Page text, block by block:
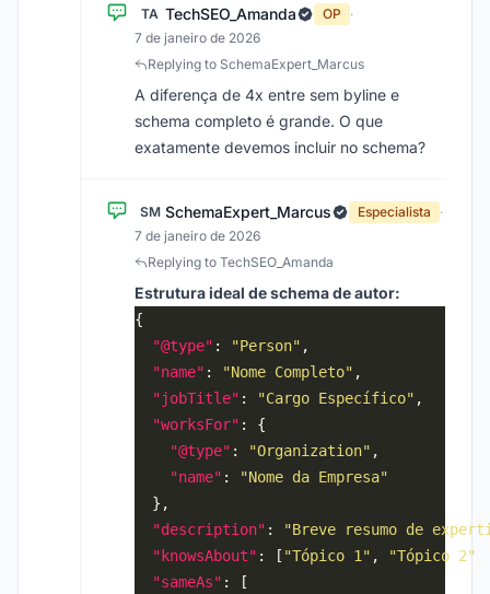
TA TechSEO_Amanda OP
·
7 de janeiro de 2026
Replying to SchemaExpert_Marcus
A diferença de 4x entre sem byline e
schema completo é grande. O que
exatamente devemos incluir no schema?
SM SchemaExpert_Marcus Especialista
·
7 de janeiro de 2026
Replying to TechSEO_Amanda
Estrutura ideal de schema de autor:
"@type" : "Person"
"name" : "Nome Completo"
"jobTitle" : "Cargo Específico"
"worksFor"
"@type" : "Organization"
"name" :
"Nome da Empresa"
"description" :
"Breve resumo de
"knowsAbout" : [ "Tópico 1" , "Tópico 2"
"sameAs"